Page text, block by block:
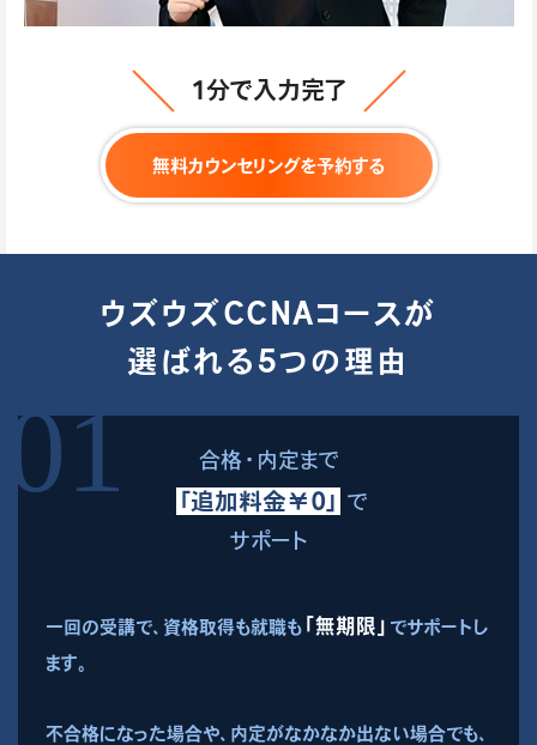
1分で入力完了
無料カウンセリングを予約する
ウズウズCCNAコースが
選ばれる5つの理由
合格・内定まで
「追加料金￥0」 で
サポート
一回の受講で、資格取得も就職も「無期限」 でサポートし
ます。
不合格になった場合や、内定がなかなか出ない場合でも、